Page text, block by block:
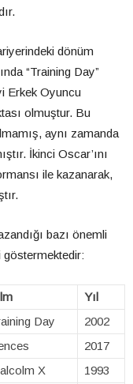
dönüm
“Training Day”
Erkek Oyuncu
olmuştur. Bu
aynı zamanda
İkinci Oscar’ını
ile kazanarak,
bazı önemli
göstermektedir:
Yıl
Day
2002
2017
X
1993